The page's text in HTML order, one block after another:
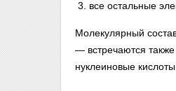
все остальные
Молекулярный
— встречаются
нуклеиновые